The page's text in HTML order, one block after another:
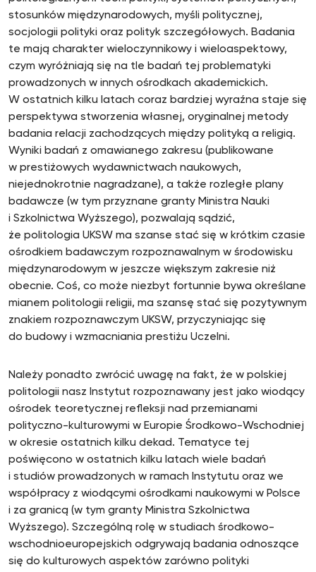
stosunków międzynarodowych, myśli politycznej,
socjologii polityki oraz polityk szczegółowych. Badania
te mają charakter wieloczynnikowy i wieloaspektowy,
czym wyróżniają się na tle badań tej problematyki
prowadzonych w innych ośrodkach akademickich.
W ostatnich kilku latach coraz bardziej wyraźna staje się
perspektywa stworzenia własnej, oryginalnej metody
badania relacji zachodzących między polityką a religią.
Wyniki badań z omawianego zakresu (publikowane
w prestiżowych wydawnictwach naukowych,
niejednokrotnie nagradzane), a także rozległe plany
badawcze (w tym przyznane granty Ministra Nauki
i Szkolnictwa Wyższego), pozwalają sądzić,
że politologia UKSW ma szanse stać się w krótkim czasie
ośrodkiem badawczym rozpoznawalnym w środowisku
międzynarodowym w jeszcze większym zakresie niż
obecnie. Coś, co może niezbyt fortunnie bywa określane
mianem politologii religii, ma szansę stać się pozytywnym
znakiem rozpoznawczym UKSW, przyczyniając się
do budowy i wzmacniania prestiżu Uczelni.
Należy ponadto zwrócić uwagę na fakt, że w polskiej
politologii nasz Instytut rozpoznawany jest jako wiodący
ośrodek teoretycznej refleksji nad przemianami
polityczno-kulturowymi w Europie Środkowo-Wschodniej
w okresie ostatnich kilku dekad. Tematyce tej
poświęcono w ostatnich kilku latach wiele badań
i studiów prowadzonych w ramach Instytutu oraz we
współpracy z wiodącymi ośrodkami naukowymi w Polsce
i za granicą (w tym granty Ministra Szkolnictwa
Wyższego). Szczególną rolę w studiach środkowo-
wschodnioeuropejskich odgrywają badania odnoszące
się do kulturowych aspektów zarówno polityki